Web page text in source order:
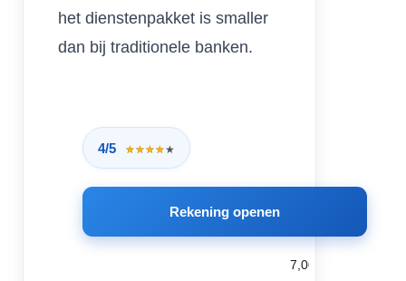
het dienstenpakket is smaller
dan bij traditionele banken.
4/5 ★★★★★
★★★★★
Rekening openen
7,00